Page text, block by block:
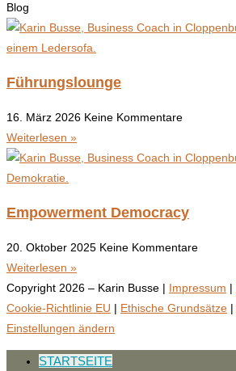
Blog
Führungslounge
16. März 2026 Keine Kommentare
Weiterlesen »
Empowerment Democracy
20. Oktober 2025 Keine Kommentare
Weiterlesen »
Copyright 2026 – Karin Busse | Impressum |
Cookie-Richtlinie EU | Ethische Grundsätze |
Einstellungen ändern
STARTSEITE